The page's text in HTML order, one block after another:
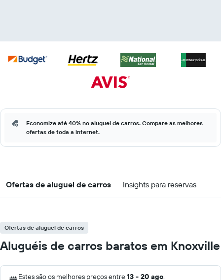
Economize até 40% no aluguel de carros. Compare as melhores
ofertas de toda a internet.
Ofertas de aluguel de carros Insights para reservas
Ofertas de aluguel de carros
Aluguéis de carros baratos em Knoxville
Estes são os melhores preços entre13 - 20 ago.